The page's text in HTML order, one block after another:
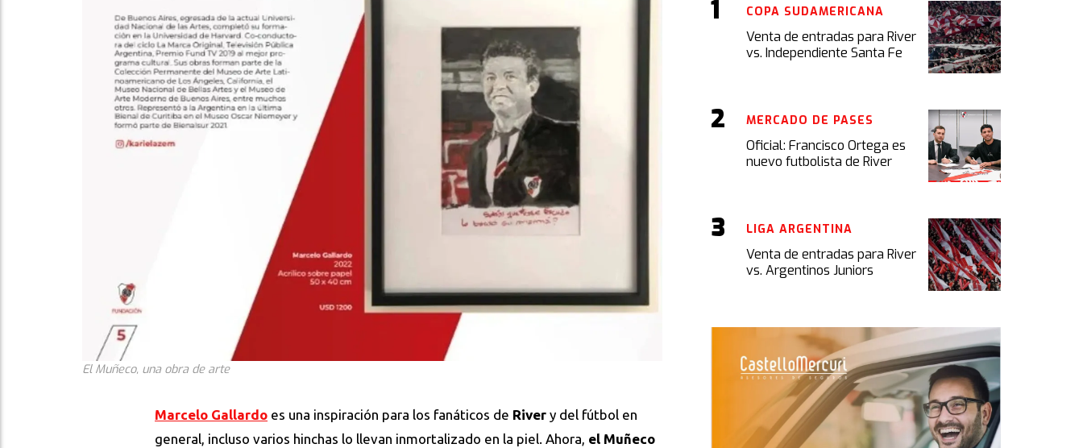
El Muñeco, una obra de arte
Marcelo Gallardo es una inspiración para los fanáticos de River y del fútbol en
general, incluso varios hinchas lo llevan inmortalizado en la piel. Ahora, el Muñeco
Venta de entradas para River
vs. Independiente Santa Fe
COPA SUDAMERICANA
Oficial: Francisco Ortega es
nuevo futbolista de River
MERCADO DE PASES
Venta de entradas para River
vs. Argentinos Juniors
LIGA ARGENTINA